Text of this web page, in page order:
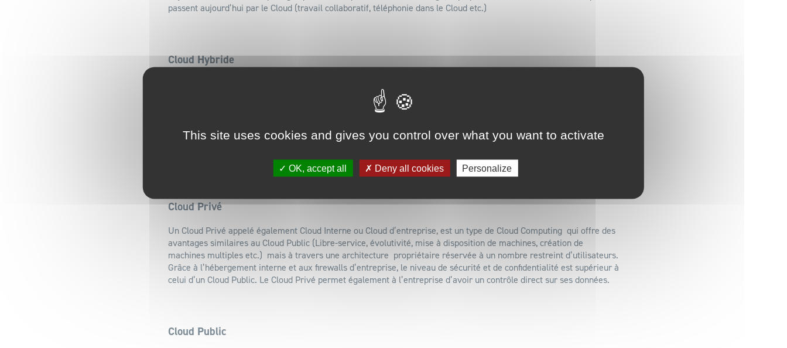
passent aujourd’hui par le Cloud (travail collaboratif, téléphonie dans le Cloud etc.)
Cloud Hybride
Clouds afin de créer une solution optimale. Par exemple, l’évolutivité du Cloud Public (pour toute opération dite non
sensible) et la haute sécurité du Cloud Privé (pour les applications critiques et données sensibles).
Ainsi, une entreprise peut réaliser des économies en basculer le maximum de données non-stratégiques vers le
cloud public et en conservant uniquement ses données sensibles sur le Cloud Privé. Cette combinaison offre une
Cloud Privé
Un Cloud Privé appelé également Cloud Interne ou Cloud d’entreprise, est un type de Cloud Computing qui offre des
avantages similaires au Cloud Public (Libre-service, évolutivité, mise à disposition de machines, création de
machines multiples etc.) mais à travers une architecture propriétaire réservée à un nombre restreint d’utilisateurs.
Grâce à l’hébergement interne et aux firewalls d’entreprise, le niveau de sécurité et de confidentialité est supérieur à
celui d’un Cloud Public. Le Cloud Privé permet également à l’entreprise d’avoir un contrôle direct sur ses données.
Cloud Public
This site uses cookies and gives you control over what you want to activate
OK, accept all Deny all cookies Personalize